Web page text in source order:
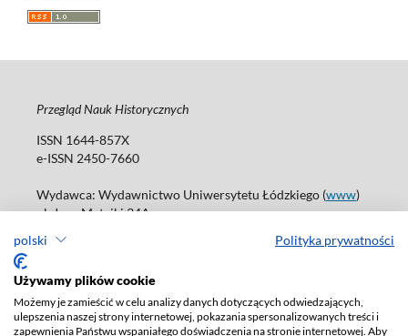
polski Polityka prywatności
Używamy plików cookie
Możemy je zamieścić w celu analizy danych dotyczących odwiedzających,
ulepszenia naszej strony internetowej, pokazania spersonalizowanych treści i
zapewnienia Państwu wspaniałego doświadczenia na stronie internetowej. Aby
Przegląd Nauk Historycznych
ISSN 1644-857X
e-ISSN 2450-7660
Wydawca: Wydawnictwo Uniwersytetu Łódzkiego (www)
ul. Jana Matejki 34A
Tel.: 42 235 01 65, fax: 42 66 55 86
Deklaracja dostępności